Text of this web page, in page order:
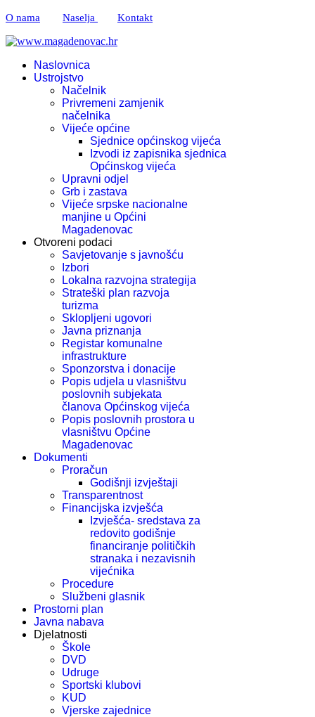
O nama Naselja Kontakt
Naslovnica
Ustrojstvo
Načelnik
Privremeni zamjenik
načelnika
Vijeće općine
Sjednice općinskog vijeća
Izvodi iz zapisnika sjednica
Općinskog vijeća
Upravni odjel
Grb i zastava
Vijeće srpske nacionalne
manjine u Općini
Magadenovac
Otvoreni podaci
Savjetovanje s javnošću
Izbori
Lokalna razvojna strategija
Strateški plan razvoja
turizma
Sklopljeni ugovori
Javna priznanja
Registar komunalne
infrastrukture
Sponzorstva i donacije
Popis udjela u vlasništvu
poslovnih subjekata
članova Općinskog vijeća
Popis poslovnih prostora u
vlasništvu Općine
Magadenovac
Dokumenti
Proračun
Godišnji izvještaji
Transparentnost
Financijska izvješća
Izvješća- sredstava za
redovito godišnje
financiranje političkih
stranaka i nezavisnih
vijećnika
Procedure
Službeni glasnik
Prostorni plan
Javna nabava
Djelatnosti
Škole
DVD
Udruge
Sportski klubovi
KUD
Vjerske zajednice